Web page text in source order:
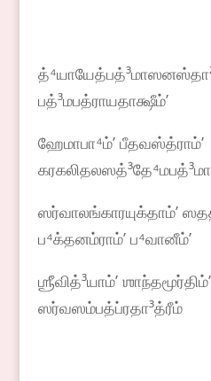
பத்³மபத்ராயதாக்ஷீம்ʼ
ஹேமாபா⁴ம்ʼ பீதவஸ்த்ராம்ʼ
ஸர்வாலங்காரயுக்தாம்ʼ
ப⁴க்தனம்ராம்ʼ ப⁴வானீம்ʼ
ஶ்ரீவித்³யாம்ʼ
ஸர்வஸம்பத்ப்ரதா³த்ரீம்